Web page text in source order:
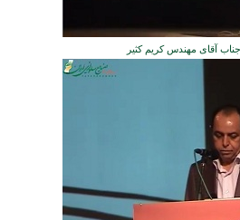
آقای مهندس کریم کثیر